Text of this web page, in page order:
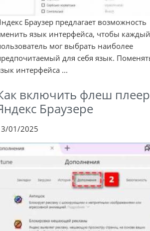
Браузер предлагает возможность
язык интерфейса, чтобы каждый
мог выбрать наиболее
для себя язык.
интерфейса ...
включить флеш
Браузере
01/2025